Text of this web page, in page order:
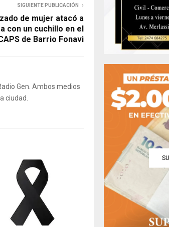
SIGUIENTE PUBLICACIÓN
de mujer atacó a
con un cuchillo en el
de Barrio Fonavi
Gen. Ambos medios
ciudad.